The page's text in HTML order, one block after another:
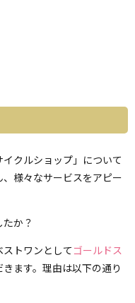
イクルショップ」について
様々なサービスをアピー
か？
トワンとして ゴールドス
ます。理由は以下の通り